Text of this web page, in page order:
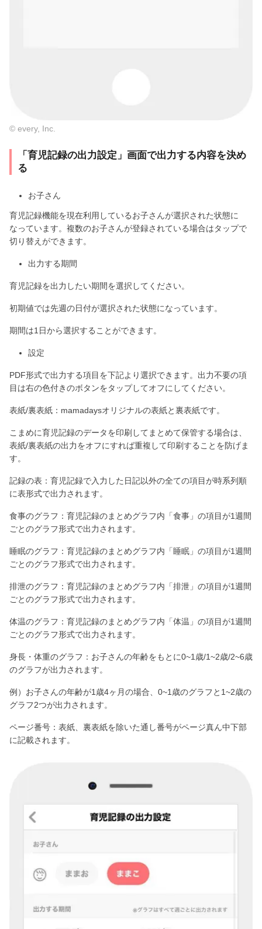
© every, Inc.
「育児記録の出力設定」画面で出力する内容を決め
る
お子さん
育児記録機能を現在利用しているお子さんが選択された状態に
なっています。複数のお子さんが登録されている場合はタップで
切り替えができます。
出力する期間
育児記録を出力したい期間を選択してください。
初期値では先週の日付が選択された状態になっています。
期間は1日から選択することができます。
設定
PDF形式で出力する項目を下記より選択できます。出力不要の項
目は右の色付きのボタンをタップしてオフにしてください。
表紙/裏表紙：mamadaysオリジナルの表紙と裏表紙です。
こまめに育児記録のデータを印刷してまとめて保管する場合は、
表紙/裏表紙の出力をオフにすれば重複して印刷することを防げま
す。
記録の表：育児記録で入力した日記以外の全ての項目が時系列順
に表形式で出力されます。
食事のグラフ：育児記録のまとめグラフ内「食事」の項目が1週間
ごとのグラフ形式で出力されます。
睡眠のグラフ：育児記録のまとめグラフ内「睡眠」の項目が1週間
ごとのグラフ形式で出力されます。
排泄のグラフ：育児記録のまとめグラフ内「排泄」の項目が1週間
ごとのグラフ形式で出力されます。
体温のグラフ：育児記録のまとめグラフ内「体温」の項目が1週間
ごとのグラフ形式で出力されます。
身長・体重のグラフ：お子さんの年齢をもとに0~1歳/1~2歳/2~6歳
のグラフが出力されます。
例）お子さんの年齢が1歳4ヶ月の場合、0~1歳のグラフと1~2歳の
グラフ2つが出力されます。
ページ番号：表紙、裏表紙を除いた通し番号がページ真ん中下部
に記載されます。